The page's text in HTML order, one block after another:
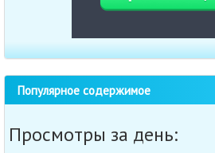
Популярное содержимое
Просмотры за день: